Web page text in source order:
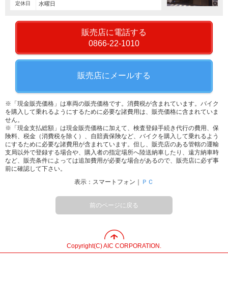
定休日 水曜日
販売店に電話する
0866-22-1010
販売店にメールする
※「現金販売価格」は車両の販売価格です。消費税が含まれています。バイク
を購入して乗れるようにするために必要な諸費用は、販売価格に含まれていま
せん。
※「現金支払総額」は現金販売価格に加えて、検査登録手続き代行の費用、保
険料、税金（消費税を除く）、自賠責保険など、バイクを購入して乗れるよう
にするために必要な諸費用が含まれています。但し、販売店のある管轄の運輸
支局以外で登録する場合や、購入者の指定場所へ陸送納車したり、遠方納車時
など、販売条件によっては追加費用が必要な場合があるので、販売店に必ず事
前に確認して下さい。
表示：スマートフォン｜
ＰＣ
前のページに戻る
Copyright(C) AIC CORPORATION.